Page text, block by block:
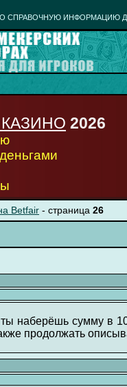
СПРАВОЧНУЮ ИНФОРМАЦИЮ
2026
Betfair - страница 26
наберёшь сумму в
продолжать